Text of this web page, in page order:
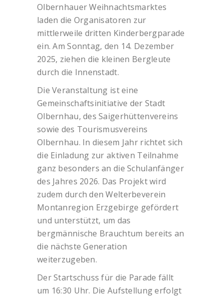
Olbernhauer Weihnachtsmarktes
laden die Organisatoren zur
mittlerweile dritten Kinderbergparade
ein. Am Sonntag, den 14. Dezember
2025, ziehen die kleinen Bergleute
durch die Innenstadt.
Die Veranstaltung ist eine
Gemeinschaftsinitiative der Stadt
Olbernhau, des Saigerhüttenvereins
sowie des Tourismusvereins
Olbernhau. In diesem Jahr richtet sich
die Einladung zur aktiven Teilnahme
ganz besonders an die Schulanfänger
des Jahres 2026. Das Projekt wird
zudem durch den Welterbeverein
Montanregion Erzgebirge gefördert
und unterstützt, um das
bergmännische Brauchtum bereits an
die nächste Generation
weiterzugeben.
Der Startschuss für die Parade fällt
um 16:30 Uhr. Die Aufstellung erfolgt